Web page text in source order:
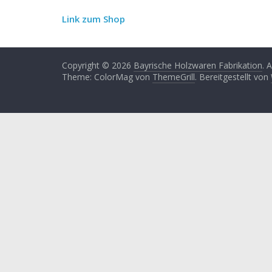
Link zum Shop
Copyright © 2026 Bayrische Holzwaren Fabrikation.
Theme: ColorMag von ThemeGrill. Bereitgestellt von